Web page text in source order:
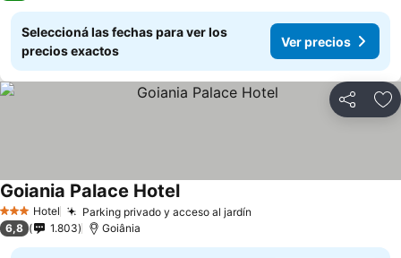
Seleccioná las fechas para ver los
precios exactos
Ver precios
Compartir
3 Estrellas
Hotel Parking privado y acceso al jardín
Goiania Palace HotelVer precios
6,8 1.803 Goiânia